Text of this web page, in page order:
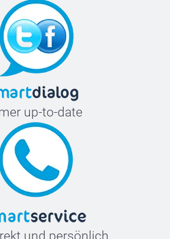
up-to-date
und persönlich